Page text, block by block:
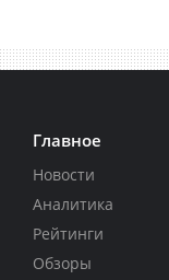
Главное
Новости
Аналитика
Рейтинги
Обзоры